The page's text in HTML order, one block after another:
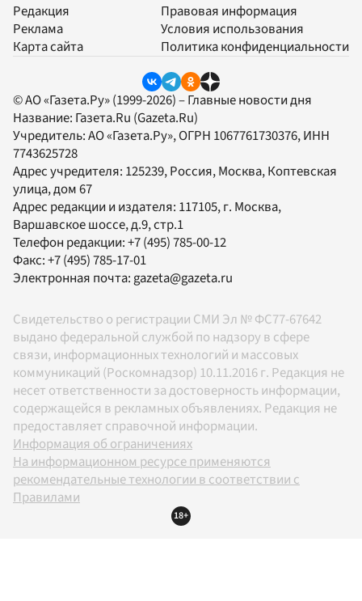
Редакция
Реклама
Карта сайта
Правовая информация
Условия использования
Политика конфиденциальности
© АО «Газета.Ру» (1999-2026) – Главные новости дня
Название: Газета.Ru (Gazeta.Ru)
Учредитель:АО «Газета.Ру», ОГРН 1067761730376, ИНН
7743625728
Адрес учредителя: 125239, Россия, Москва, Коптевская
улица, дом 67
Адрес редакции и издателя: 117105, г. Москва,
Варшавское шоссе, д.9, стр.1
Телефон редакции:+7 (495) 785-00-12
Факс:+7 (495) 785-17-01
Электронная почта: gazeta@gazeta.ru
Свидетельство о регистрации СМИ Эл № ФС77-67642
выдано федеральной службой по надзору в сфере
связи, информационных технологий и массовых
коммуникаций (Роскомнадзор) 10.11.2016 г. Редакция не
несет ответственности за достоверность информации,
содержащейся в рекламных объявлениях. Редакция не
предоставляет справочной информации.
Информация об ограничениях
На информационном ресурсе применяются
рекомендательные технологии в соответствии с
Правилами
18+